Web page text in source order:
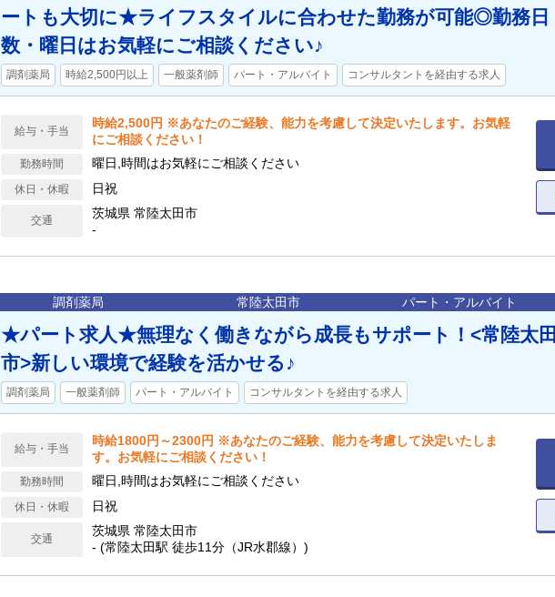
ートも大切に★ライフスタイルに合わせた勤務が可能◎勤務日
数・曜日はお気軽にご相談ください♪
調剤薬局 時給2,500円以上 一般薬剤師 パート・アルバイト コンサルタントを経由する求人
給与・手当
時給2,500円 ※あなたのご経験、能力を考慮して決定いたします。お気軽
にご相談ください！
勤務時間 曜日,時間はお気軽にご相談ください
休日・休暇 日祝
交通
茨城県 常陸太田市
-
調剤薬局 常陸太田市 パート・アルバイト
★パート求人★無理なく働きながら成長もサポート！<常陸太田
市>新しい環境で経験を活かせる♪
調剤薬局 一般薬剤師 パート・アルバイト コンサルタントを経由する求人
給与・手当
時給1800円～2300円 ※あなたのご経験、能力を考慮して決定いたしま
す。お気軽にご相談ください！
勤務時間 曜日,時間はお気軽にご相談ください
休日・休暇 日祝
交通
茨城県 常陸太田市
- (常陸太田駅 徒歩11分（JR水郡線）)